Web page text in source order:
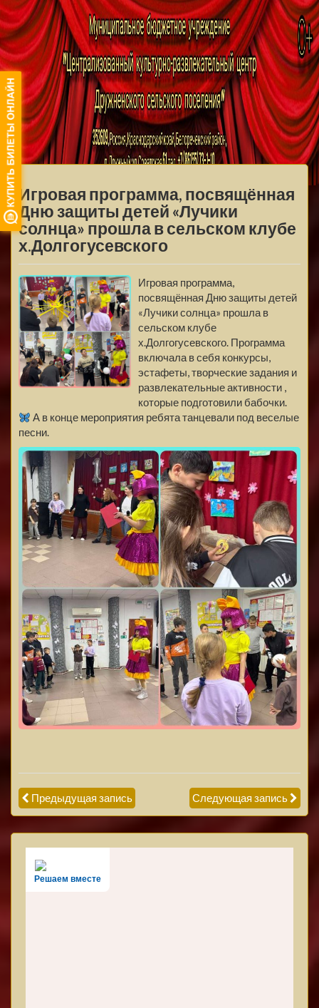
МБУ ЦКРЦ
ДРУЖНЕНСКОГО
СЕЛЬСКОГО
ПОСЕЛЕНИЯ
МЕНЮ
Игровая программа, посвящённая
Дню защиты детей «Лучики
солнца» прошла в сельском клубе
х.Долгогусевского
Игровая программа,
посвящённая Дню защиты детей
«Лучики солнца» прошла в
сельском клубе
х.Долгогусевского. Программа
включала в себя конкурсы,
эстафеты, творческие задания и
развлекательные активности ,
которые подготовили бабочки.
А в конце мероприятия ребята танцевали под веселые
песни.
Предыдущая запись Следующая запись
Решаем вместе